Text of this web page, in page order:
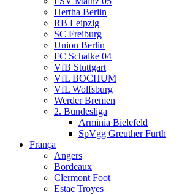
Hertha Berlin
RB Leipzig
SC Freiburg
Union Berlin
FC Schalke 04
VfB Stuttgart
VfL BOCHUM
VfL Wolfsburg
Werder Bremen
2. Bundesliga
Arminia Bielefeld
SpVgg Greuther Furth
França
Angers
Bordeaux
Clermont Foot
Estac Troyes